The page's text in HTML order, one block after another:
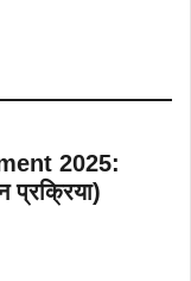
2025: